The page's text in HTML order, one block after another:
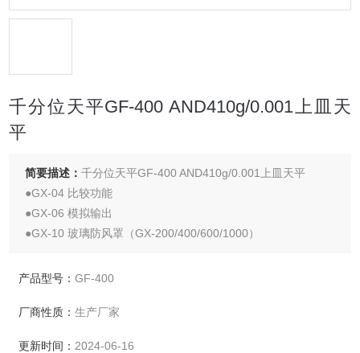
千分位天平GF-400 AND410g/0.001上皿天
平
简要描述：千分位天平GF-400 AND410g/0.001上皿天平
●GX-04 比较功能
●GX-06 模拟输出
●GX-10 玻璃防风罩（GX-200/400/600/1000）
●GX-12 动物称重盘
产品型号：GF-400
厂商性质：生产厂家
更新时间： 2024-06-16